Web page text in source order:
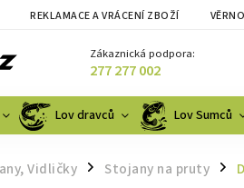
REKLAMACE A VRÁCENÍ ZBOŽÍ
Zákaznická podpora:
277 277 002
Lov dravců Lov Sumců
Vidličky / Stojany na pruty /